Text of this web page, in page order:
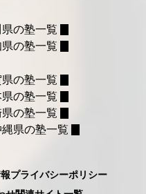
の塾一覧
の塾一覧
の塾一覧
の塾一覧
の塾一覧
縄県の塾一覧
プライバシーポリシー